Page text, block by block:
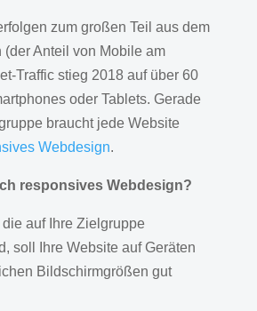
zum großen Teil aus dem
(der Anteil von Mobile am
Traffic stieg 2018 auf über 60
oder Tablets. Gerade
braucht jede Website
Webdesign.
responsives Webdesign?
die auf Ihre Zielgruppe
soll Ihre Website auf Geräten
Bildschirmgrößen gut